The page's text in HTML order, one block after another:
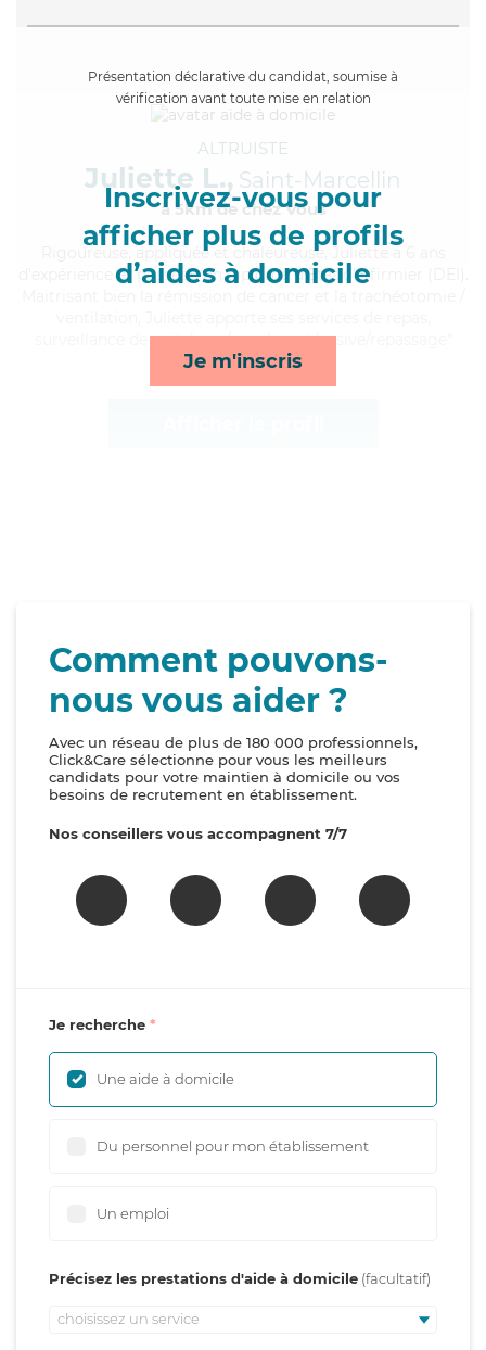
Présentation déclarative du candidat, soumise à
vérification avant toute mise en relation
Inscrivez-vous pour
afficher plus de profils
d’aides à domicile
Je m'inscris
ALTRUISTE
Juliette L., Saint-Marcellin
à 5km de chez Vous
, appliquée et chaleureuse, Juliette a 6 ans
d'expérience et possède un diplôme d'Etat d'infirmier (DEI).
surveillance de nuit, lever/coucher et lessive/repassage*
Comment pouvons-
nous vous aider ?
Avec un réseau de plus de 180 000 professionnels,
Click&Care sélectionne pour vous les meilleurs
candidats pour votre maintien à domicile ou vos
besoins de recrutement en établissement.
Nos conseillers vous accompagnent 7/7
Je recherche
Une aide à domicile
Du personnel pour mon établissement
Un emploi
Précisez les prestations d'aide à domicile
choisissez un service